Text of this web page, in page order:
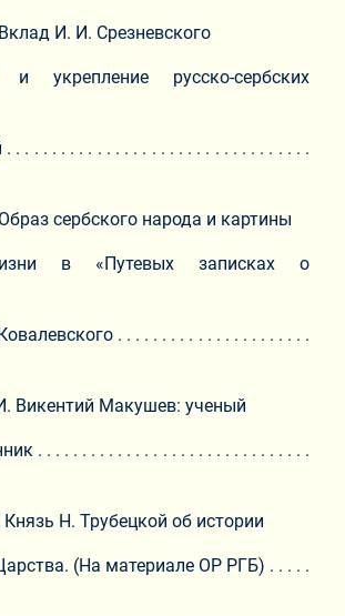
И. И. Срезневского
укрепление русско-сербских
. . . . . . . . . . . . . . . . . . . . . . . . . . . . . . . . .
сербского народа и картины
в «Путевых записках о
. . . . . . . . . . . . . . . . . . . . . .
Викентий Макушев: ученый
. . . . . . . . . . . . . . . . . . . . . . . . . . . . . . .
Н. Трубецкой об истории
(На материале ОР РГБ) . . . . .